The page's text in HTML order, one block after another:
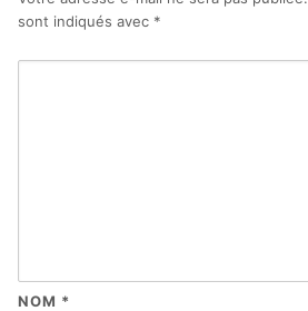
sont indiqués avec *
NOM *